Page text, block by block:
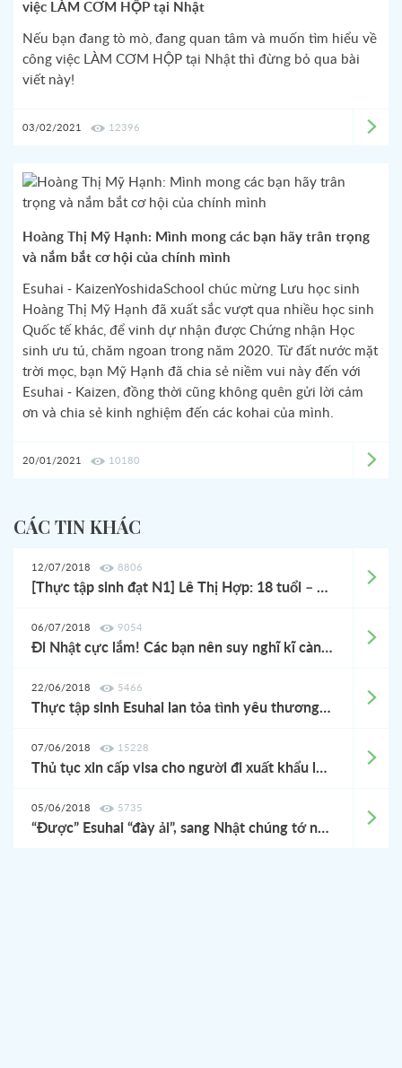
việc LÀM CƠM HỘP tại Nhật
Nếu bạn đang tò mò, đang quan tâm và muốn tìm hiểu về
công việc LÀM CƠM HỘP tại Nhật thì đừng bỏ qua bài
viết này!
03/02/2021 12396
Hoàng Thị Mỹ Hạnh: Mình mong các bạn hãy trân trọng
và nắm bắt cơ hội của chính mình
Esuhai - KaizenYoshidaSchool chúc mừng Lưu học sinh
Hoàng Thị Mỹ Hạnh đã xuất sắc vượt qua nhiều học sinh
Quốc tế khác, để vinh dự nhận được Chứng nhận Học
sinh ưu tú, chăm ngoan trong năm 2020. Từ đất nước mặt
trời mọc, bạn Mỹ Hạnh đã chia sẻ niềm vui này đến với
Esuhai - Kaizen, đồng thời cũng không quên gửi lời cảm
ơn và chia sẻ kinh nghiệm đến các kohai của mình.
20/01/2021 10180
CÁC TIN KHÁC
12/07/2018 8806
[Thực tập sinh đạt N1] Lê Thị Hợp: 18 tuổi – Tôi đi xuất khẩu lao động Nhật Bản
06/07/2018 9054
Đi Nhật cực lắm! Các bạn nên suy nghĩ kĩ càng nhé!
22/06/2018 5466
Thực tập sinh Esuhai lan tỏa tình yêu thương trong cuộc sống tại Nhật
07/06/2018 15228
Thủ tục xin cấp visa cho người đi xuất khẩu lao động Nhật Bản
05/06/2018 5735
“Được” Esuhai “đày ải”, sang Nhật chúng tớ như thế nào?!